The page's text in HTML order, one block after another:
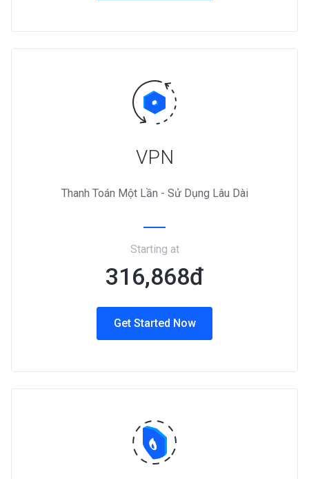
VPN
Thanh Toán Một Lần - Sử Dụng Lâu Dài
Starting at
316,868đ
Get Started Now